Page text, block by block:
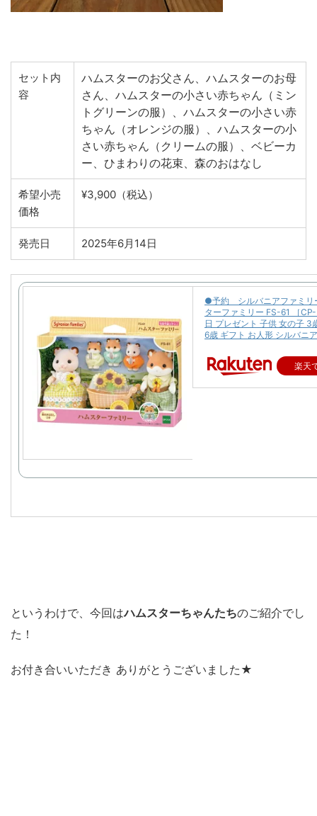
セット内
容
ハムスターのお父さん、ハムスターのお母
さん、ハムスターの小さい赤ちゃん（ミン
トグリーンの服）、ハムスターの小さい赤
ちゃん（オレンジの服）、ハムスターの小
さい赤ちゃん（クリームの服）、ベビーカ
ー、ひまわりの花束、森のおはなし
希望小売
価格
¥3,900（税込）
発売日 2025年6月14日
●予約 シルバニアファミリ
ターファミリー FS-61 ［
日 プレゼント 子供 女の子 3
6歳 ギフト お人形 シルバニア
楽天
というわけで、今回はハムスターちゃんたちのご紹介でし
た！
お付き合いいただき ありがとうございました★